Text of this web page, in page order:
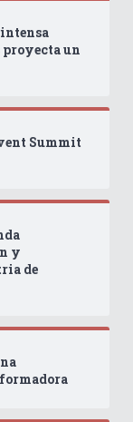
intensa
proyecta un
Summit
y
de